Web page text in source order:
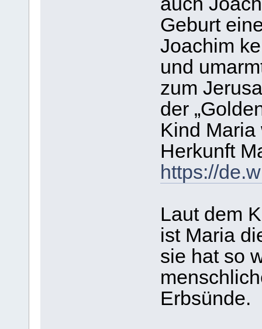
Geburt
Joachim
und
zum
der
Kind
Herkunft
https://
Laut dem
ist Maria
sie hat so
Erbsünde.